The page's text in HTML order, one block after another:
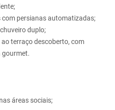
com persianas automatizadas;
duplo;
terraço descoberto, com
gourmet.
áreas sociais;